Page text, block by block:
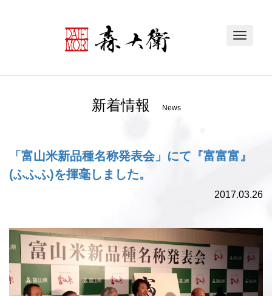
Toggle
新着情報 News
「富山米新品種名称発表会」にて『富富富』
(ふふふ)を揮毫しました。
2017.03.26